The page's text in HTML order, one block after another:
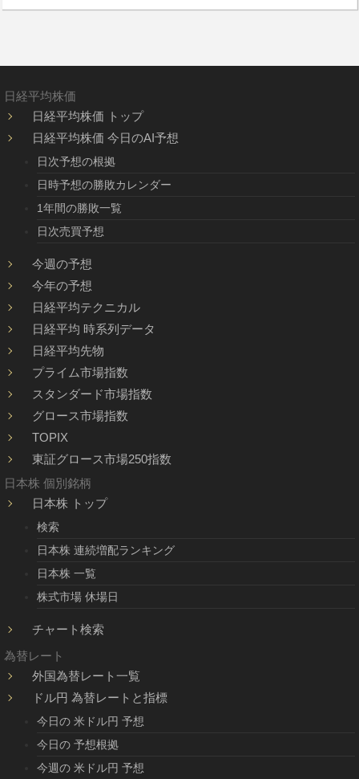
日経平均株価
日経平均株価 トップ
日経平均株価 今日のAI予想
日次予想の根拠
日時予想の勝敗カレンダー
1年間の勝敗一覧
日次売買予想
今週の予想
今年の予想
日経平均テクニカル
日経平均 時系列データ
日経平均先物
プライム市場指数
スタンダード市場指数
グロース市場指数
TOPIX
東証グロース市場250指数
日本株 個別銘柄
日本株 トップ
検索
日本株 連続増配ランキング
日本株 一覧
株式市場 休場日
チャート検索
為替レート
外国為替レート一覧
ドル円 為替レートと指標
今日の 米ドル円 予想
今日の 予想根拠
今週の 米ドル円 予想